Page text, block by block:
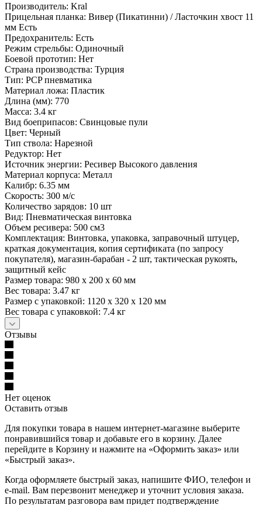
Производитель: Kral
Прицельная планка: Вивер (Пикатинни) / Ласточкин хвост 11
мм Есть
Предохранитель: Есть
Режим стрельбы: Одиночный
Боевой прототип: Нет
Страна производства: Турция
Тип: PCP пневматика
Материал ложа: Пластик
Длина (мм): 770
Масса: 3.4 кг
Вид боеприпасов: Свинцовые пули
Цвет: Черный
Тип ствола: Нарезной
Редуктор: Нет
Источник энергии: Ресивер Высокого давления
Материал корпуса: Металл
Калибр: 6.35 мм
Скорость: 300 м/с
Количество зарядов: 10 шт
Вид: Пневматическая винтовка
Объем ресивера: 500 см3
Комплектация: Винтовка, упаковка, заправочный штуцер,
краткая документация, копия сертификата (по запросу
покупателя), магазин-барабан - 2 шт, тактическая рукоять,
защитный кейс
Размер товара: 980 x 200 x 60 мм
Вес товара: 3.47 кг
Размер с упаковкой: 1120 x 320 x 120 мм
Вес товара с упаковкой: 7.4 кг
Отзывы
Нет оценок
Оставить отзыв
Для покупки товара в нашем интернет-магазине выберите
понравившийся товар и добавьте его в корзину. Далее
перейдите в Корзину и нажмите на «Оформить заказ» или
«Быстрый заказ».
Когда оформляете быстрый заказ, напишите ФИО, телефон и
e-mail. Вам перезвонит менеджер и уточнит условия заказа.
По результатам разговора вам придет подтверждение